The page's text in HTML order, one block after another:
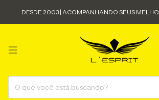
DESDE 2003 | ACOMPANHANDO SEUS